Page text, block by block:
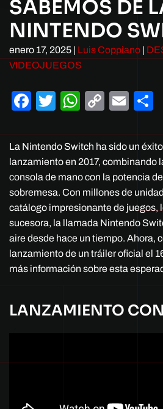
SABEMOS DE
NINTENDO
enero 17, 2025 | Luis Coppiano |
VIDEOJUEGOS
Facebook
TwitterWhatsApp
Copy
La Nintendo Switch ha sido un
lanzamiento en 2017, combinando
consola de mano con la potencia
sobremesa. Con millones de
catálogo impresionante de juegos,
sucesora, la llamada Nintendo
aire desde hace un tiempo. Ahora,
lanzamiento de un tráiler oficial el
más información sobre esta
LANZAMIENTO